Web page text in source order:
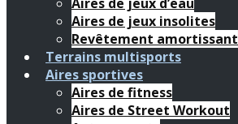
Aires de jeux insolites
Revêtement amortissant
Terrains multisports
Aires sportives
Aires de fitness
Aires de Street Workout